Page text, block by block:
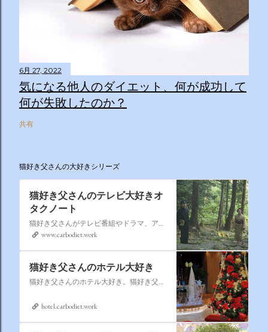
6月 27, 2022
気になる他人のダイエット、何が成功して
何が失敗したのか？
共有
猫好き父さんの大好きシリーズ
猫好き父さんのテレビ大好きオ
タクノート
猫好き父さんがテレビ番組やドラマ、アニメ、特撮ヒーロー,そしてダイエットについて書いたブログです。
www.carbodiet.work
猫好き父さんのホテル大好き
猫好き父さんのホテル大好き。猫好き父さんが宿泊したホテルの情報を徒然なるままに書いていきます。
hotel.carbodiet.work